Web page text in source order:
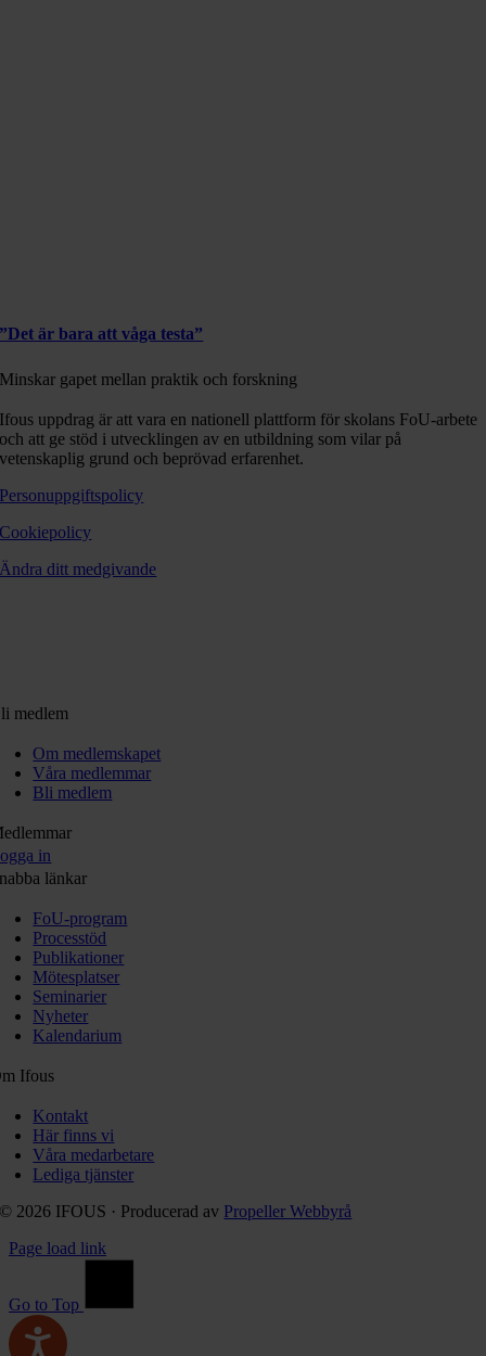
”Det är bara att våga testa”
Minskar gapet mellan praktik och forskning
Ifous uppdrag är att vara en nationell plattform för skolans FoU-arbete
och att ge stöd i utvecklingen av en utbildning som vilar på
vetenskaplig grund och beprövad erfarenhet.
Personuppgiftspolicy
Cookiepolicy
Ändra ditt medgivande
medlem
Om medlemskapet
Våra medlemmar
Bli medlem
in
länkar
FoU-program
Processtöd
Publikationer
Mötesplatser
Seminarier
Nyheter
Kalendarium
Ifous
Kontakt
Här finns vi
Våra medarbetare
Lediga tjänster
© 2026 IFOUS · Producerad av Propeller Webbyrå
Page load link
Go to Top